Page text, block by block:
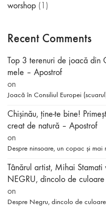
worshop (1)
Recent Comments
Top 3 terenuri de joacă din
mele – Apostrof
on
Joacă în Consiliul Europei
Chișinău, ține-te bine!
creat de natură – Apostrof
on
Despre ninsoare, un copac și mai
Tânărul artist, Mihai
NEGRU, dincolo de
on
Despre Negru, dincolo de culoare